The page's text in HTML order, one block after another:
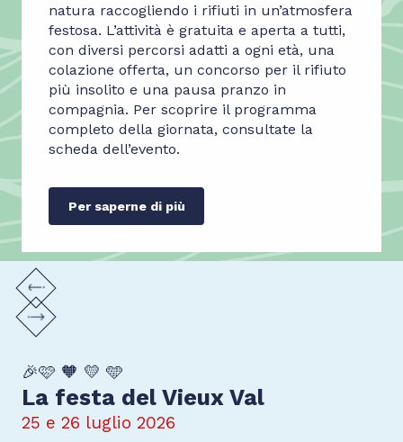
natura raccogliendo i rifiuti in un’atmosfera
festosa. L’attività è gratuita e aperta a tutti,
con diversi percorsi adatti a ogni età, una
colazione offerta, un concorso per il rifiuto
più insolito e una pausa pranzo in
compagnia. Per scoprire il programma
completo della giornata, consultate la
scheda dell’evento.
Per saperne di più
🎉🩷 🧡 💛 🩵
La festa del Vieux Val
25 e 26 luglio 2026